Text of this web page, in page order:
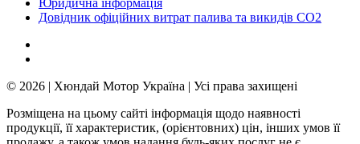
Довідник офіційних витрат палива та викидів СО2
© 2026 | Хюндай Мотор Україна | Усі права захищені
Розміщена на цьому сайті інформація щодо наявності
продукції, її характеристик, (орієнтовних) цін, інших умов її